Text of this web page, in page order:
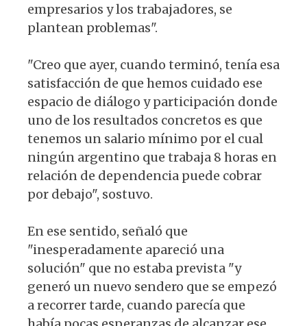
empresarios y los trabajadores, se
plantean problemas".
"Creo que ayer, cuando terminó, tenía esa
satisfacción de que hemos cuidado ese
espacio de diálogo y participación donde
uno de los resultados concretos es que
tenemos un salario mínimo por el cual
ningún argentino que trabaja 8 horas en
relación de dependencia puede cobrar
por debajo", sostuvo.
En ese sentido, señaló que
"inesperadamente apareció una
solución" que no estaba prevista "y
generó un nuevo sendero que se empezó
a recorrer tarde, cuando parecía que